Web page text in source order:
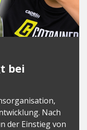
bei
Nach
der Einstieg von